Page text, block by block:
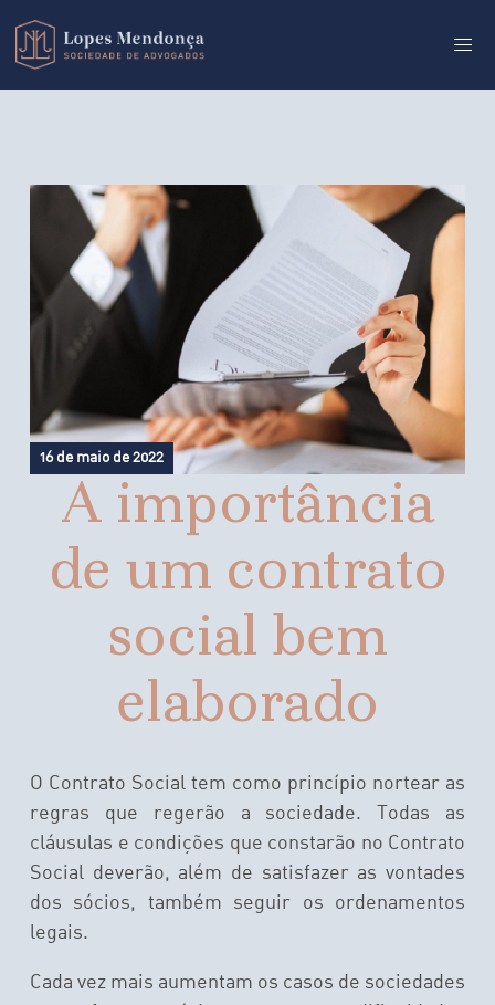
16 de maio de 2022
A importância
de um contrato
social bem
elaborado
O Contrato Social tem como princípio nortear as
regras que regerão a sociedade. Todas as
cláusulas e condições que constarão no Contrato
Social deverão, além de satisfazer as vontades
dos sócios, também seguir os ordenamentos
legais.
Cada vez mais aumentam os casos de sociedades